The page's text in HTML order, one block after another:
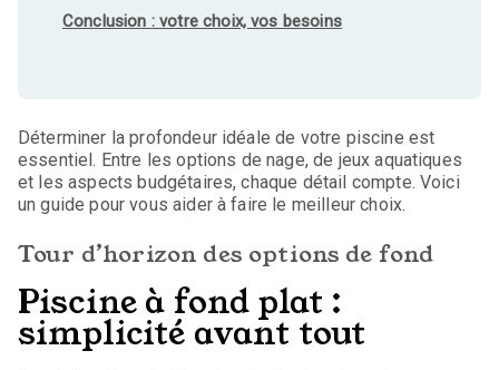
Conclusion : votre choix, vos besoins
Déterminer la profondeur idéale de votre piscine est
essentiel. Entre les options de nage, de jeux aquatiques
et les aspects budgétaires, chaque détail compte. Voici
un guide pour vous aider à faire le meilleur choix.
Tour d’horizon des options de fond
Piscine à fond plat :
simplicité avant tout